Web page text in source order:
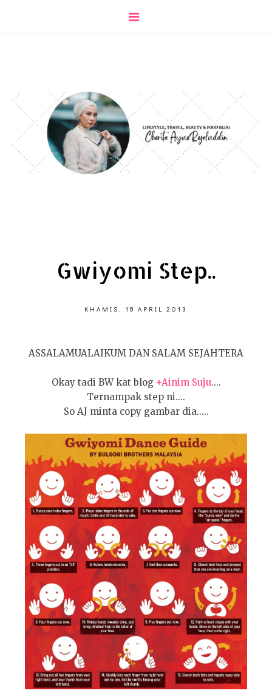
Gwiyomi Step..
KHAMIS, 18 APRIL 2013
ASSALAMUALAIKUM DAN SALAM SEJAHTERA
Okay tadi BW kat blog +Ainim Suju....
Ternampak step ni....
So AJ minta copy gambar dia.....